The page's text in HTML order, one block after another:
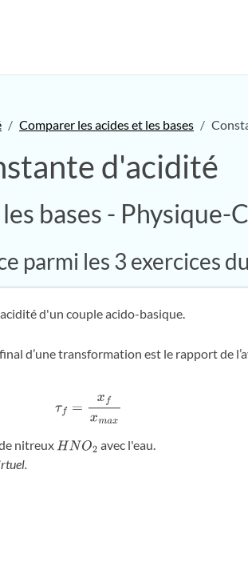
Comparer les acides et les bases
d'acidité
bases - Physique-
parmi les 3 exercices
d'un couple acido-basique.
d’une transformation est le rapport de
τf =x xmax
nitreuxHNO2
avec l'eau.